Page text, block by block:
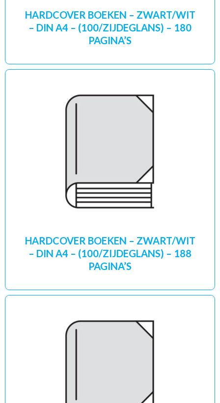
HARDCOVER BOEKEN – ZWART/WIT
– DIN A4 – (100/ZIJDEGLANS) – 180
PAGINA’S
HARDCOVER BOEKEN – ZWART/WIT
– DIN A4 – (100/ZIJDEGLANS) – 188
PAGINA’S